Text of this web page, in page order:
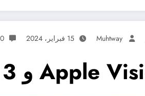
Muhtway 15 فبراير، 2024 0 تعليقات